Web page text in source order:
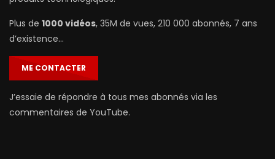
Plus de 1000 vidéos, 35M de vues, 210 000 abonnés, 7 ans
d’existence…
ME CONTACTER
J’essaie de répondre à tous mes abonnés via les
commentaires de YouTube.